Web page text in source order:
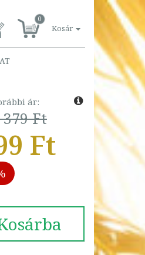
0
Kosár
ár:
379 Ft
Ft